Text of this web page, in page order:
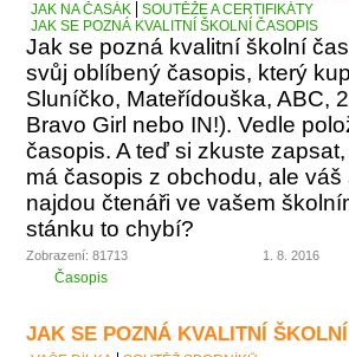
JAK NA ČASÁK
SOUTĚŽE A CERTIFIKÁTY
JAK SE POZNÁ KVALITNÍ ŠKOLNÍ ČASOPIS
Jak se pozná kvalitní školní
svůj oblíbený časopis, který
Sluníčko, Mateřídouška, ABC,
Bravo Girl nebo IN!). Vedle
časopis. A teď si zkuste
má časopis z obchodu, ale
najdou čtenáři ve vašem
stánku to chybí?
Zobrazení: 81713 1. 8. 2016
Časopis
JAK SE POZNÁ KVALITNÍ